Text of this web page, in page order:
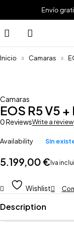
Envío
Inicio Camaras
Camaras
EOS R5 V5
0 ReviewsWrite a review
Availability Sin
5.199,00 € Iva
Wishlist
Description